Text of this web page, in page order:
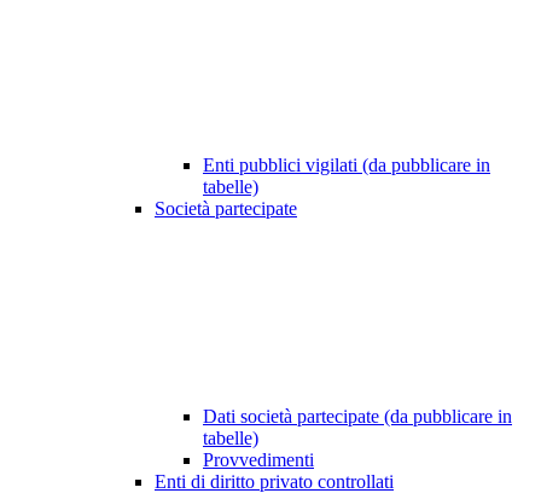
Enti pubblici vigilati (da pubblicare in
tabelle)
Società partecipate
Dati società partecipate (da pubblicare in
tabelle)
Provvedimenti
Enti di diritto privato controllati